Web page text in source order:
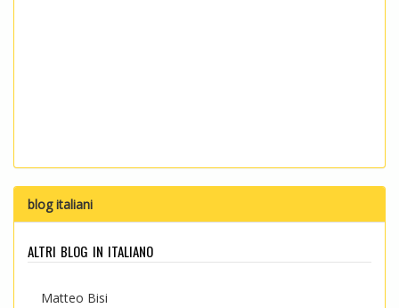
blog italiani
altri blog in italiano
Matteo Bisi